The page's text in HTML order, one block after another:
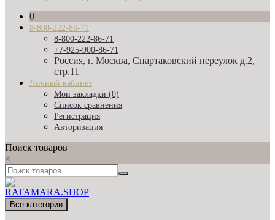
0
8-800-222-86-71
8-800-222-86-71
+7-925-900-86-71
Россия, г. Москва, Спартаковский переулок д.2,
стр.11
Личный кабинет
Мои закладки (0)
Список сравнения
Регистрация
Авторизация
Поиск товаров
×
Все категории